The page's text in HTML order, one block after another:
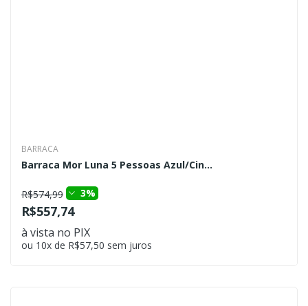
BARRACA
Barraca Mor Luna 5 Pessoas Azul/Cin...
R$574,99 3%
R$557,74
à vista no PIX
ou 10x de R$57,50 sem juros